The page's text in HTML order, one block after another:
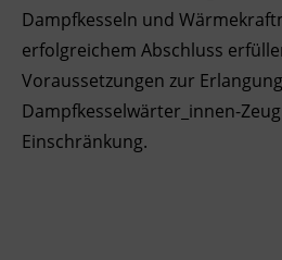
BFI Reutte
BFI Schwaz
Dampfkesseln und
erfolgreichem Abschluss
Voraussetzungen zur
Dampfkesselwärter_innen-
Einschränkung.